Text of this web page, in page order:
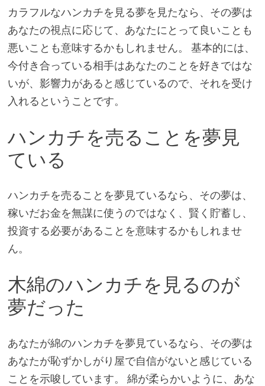
カラフルなハンカチを見る夢を見たなら、その夢は
あなたの視点に応じて、あなたにとって良いことも
悪いことも意味するかもしれません。 基本的には、
今付き合っている相手はあなたのことを好きではな
いが、影響力があると感じているので、それを受け
入れるということです。
ハンカチを売ることを夢見
ている
ハンカチを売ることを夢見ているなら、その夢は、
稼いだお金を無謀に使うのではなく、賢く貯蓄し、
投資する必要があることを意味するかもしれませ
ん。
木綿のハンカチを見るのが
夢だった
あなたが綿のハンカチを夢見ているなら、その夢は
あなたが恥ずかしがり屋で自信がないと感じている
ことを示唆しています。 綿が柔らかいように、あな